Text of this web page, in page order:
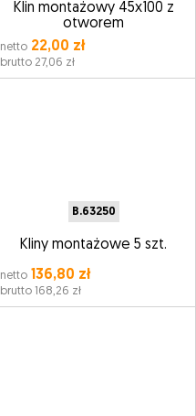
Klin montażowy 45x100 z
otworem
netto22,00 zł
brutto 27,06 zł
B.63250
Kliny montażowe 5 szt.
netto136,80 zł
brutto 168,26 zł